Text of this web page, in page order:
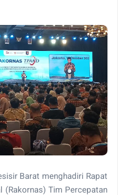
Barat menghadiri Rapat
(Rakornas) Tim Percepatan